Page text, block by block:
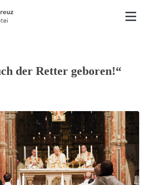
der Retter geboren!“